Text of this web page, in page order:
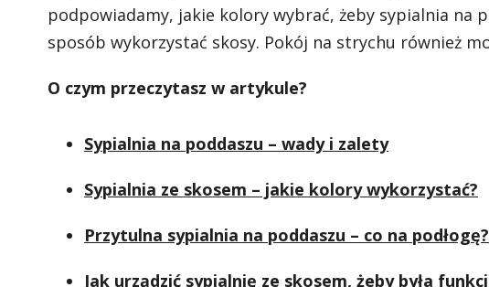
podpowiadamy, jakie kolory wybrać, żeby sypialnia na
sposób wykorzystać skosy. Pokój na strychu również
O czym przeczytasz w artykule?
Sypialnia na poddaszu – wady i zalety
Sypialnia ze skosem – jakie kolory wykorzystać?
Przytulna sypialnia na poddaszu – co na podłogę?
Jak urządzić sypialnię ze skosem, żeby była